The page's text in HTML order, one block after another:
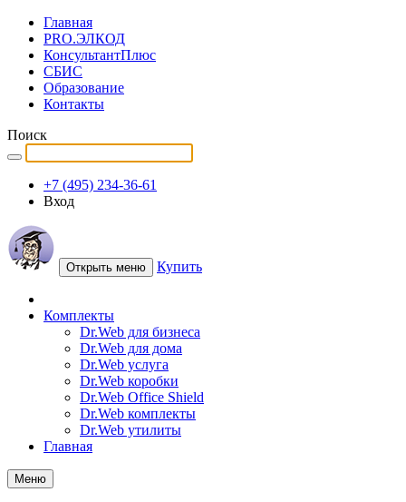
Главная
PRO.ЭЛКОД
КонсультантПлюс
СБИС
Образование
Контакты
Поиск
+7 (495) 234-36-61
Вход
Открыть меню Купить
Комплекты
Dr.Web для бизнеса
Dr.Web для дома
Dr.Web услуга
Dr.Web коробки
Dr.Web Office Shield
Dr.Web комплекты
Dr.Web утилиты
Главная
Меню